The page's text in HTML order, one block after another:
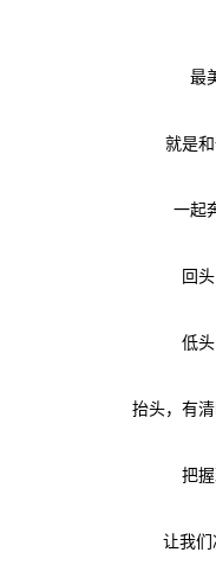
最
就是
一起
回
低
抬头，有
把
让我